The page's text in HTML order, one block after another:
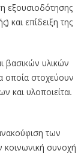
εξουσιοδότησης
και επίδειξη της
βασικών υλικών
οποία στοχεύουν
και υλοποιείται
των
κοινωνική συνοχή